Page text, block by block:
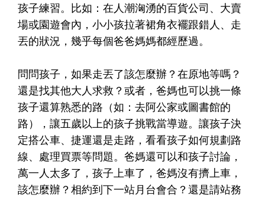
孩子練習。比如：在人潮洶湧的百貨公司、大賣
場或園遊會內，小小孩拉著裙角衣襬跟錯人、走
丟的狀況，幾乎每個爸爸媽媽都經歷過。
問問孩子，如果走丟了該怎麼辦？在原地等嗎？
還是找其他大人求救？或者，爸媽也可以挑一條
孩子還算熟悉的路（如：去阿公家或圖書館的
路），讓五歲以上的孩子挑戰當導遊。讓孩子決
定搭公車、捷運還是走路，看看孩子如何規劃路
線、處理買票等問題。爸媽還可以和孩子討論，
萬一人太多了，孩子上車了，爸媽沒有擠上車，
該怎麼辦？相約到下一站月台會合？還是請站務